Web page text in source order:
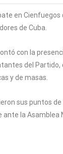
en
de Cuba.
con la
del Partido,
y de masas.
sus puntos
la Asamblea